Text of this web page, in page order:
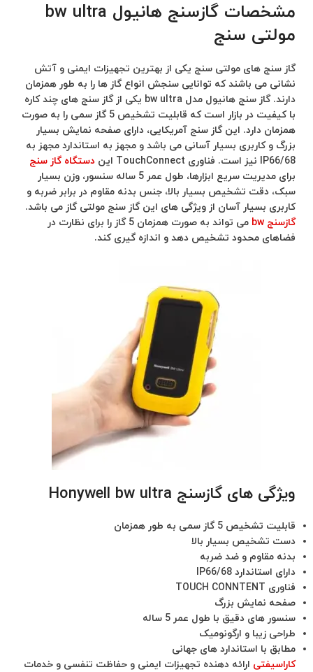
مشخصات گازسنج هانیول bw ultra
مولتی سنج
گاز سنج های مولتی سنج یکی از بهترین تجهیزات ایمنی و آتش
نشانی می باشند که توانایی سنجش انواع گاز ها را به طور همزمان
دارند. گاز سنج هانیول مدل bw ultra یکی از گاز سنج های چند کاره
با کیفیت در بازار است که قابلیت تشخیص 5 گاز سمی را به صورت
همزمان دارد. این گاز سنج آمریکایی، دارای صفحه نمایش بسیار
بزرگ و کاربری بسیار آسانی می باشد و مجهز به استاندارد مجهز به
IP66/68 نیز است. فناوری TouchConnect این
دستگاه گاز سنج
برای مدیریت سریع ابزارها، طول عمر 5 ساله سنسور، وزن بسیار
سبک، دقت تشخیص بسیار بالا، جنس بدنه مقاوم در برابر ضربه و
کاربری بسیار آسان از ویژگی های این گاز سنج مولتی گاز می باشد.
گازسنج bw
می تواند به صورت همزمان 5 گاز را برای نظارت در
فضاهای محدود تشخیص دهد و اندازه گیری کند.
ویژگی های گازسنج Honywell bw ultra
قابلیت تشخیص 5 گاز سمی به طور همزمان
دست تشخیص بسیار بالا
بدنه مقاوم و ضد ضربه
دارای استاندارد IP66/68
فناوری TOUCH CONNTENT
صفحه نمایش بزرگ
سنسور های دقیق با طول عمر 5 ساله
طراحی زیبا و ارگونومیک
مطابق با استاندارد های جهانی
کاراسیفتی ارائه دهنده تجهیزات ایمنی و حفاظت تنفسی و خدمات